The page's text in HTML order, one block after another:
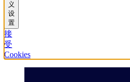
义
设
置
接
受
Cookies